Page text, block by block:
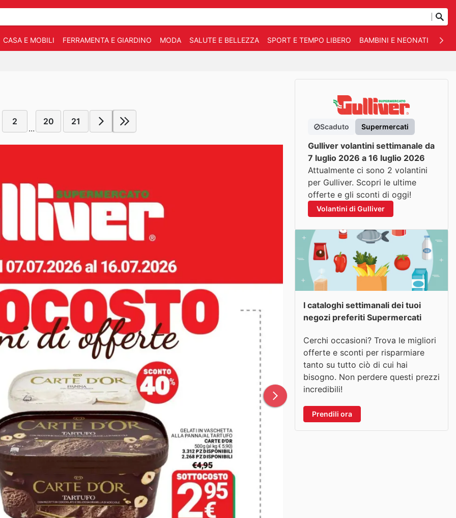
CASA E MOBILI FERRAMENTA E GIARDINO MODA SALUTE E BELLEZZA SPORT E TEMPO LIBERO BAMBINI E NEONATI
2
...
20 21
Scaduto Supermercati
Gulliver volantini settimanale da
7 luglio 2026 a 16 luglio 2026
Attualmente ci sono 2 volantini
per Gulliver. Scopri le ultime
offerte e gli sconti di oggi!
Volantini di Gulliver
I cataloghi settimanali dei tuoi
negozi preferiti Supermercati
Cerchi occasioni? Trova le migliori
offerte e sconti per risparmiare
tanto su tutto ciò di cui hai
bisogno. Non perdere questi prezzi
incredibili!
Prendili ora